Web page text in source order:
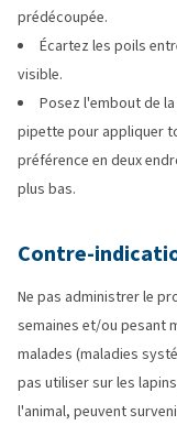
prédécoupée.
Écartez les poils
visible.
Posez l'embout de
pipette pour appliquer
préférence en deux
plus bas.
Contre-
Ne pas administrer le
semaines et/ou pesant
malades (maladies
pas utiliser sur les
l'animal, peuvent